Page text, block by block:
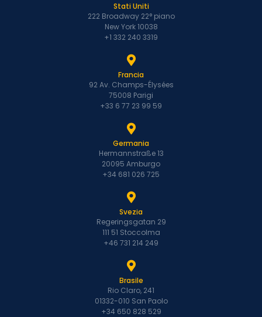
Stati Uniti
222 Broadway 22° piano
New York 10038
+1 332 240 3319
Francia
92 Av. Champs-Élysées
75008 Parigi
+33 6 77 23 99 59
Germania
Hermannstraße 13
20095 Amburgo
+34 681 026 725
Svezia
Regeringsgatan 29
111 51 Stoccolma
+46 731 214 249
Brasile
Rio Claro, 241
01332-010 San Paolo
+34 650 828 529